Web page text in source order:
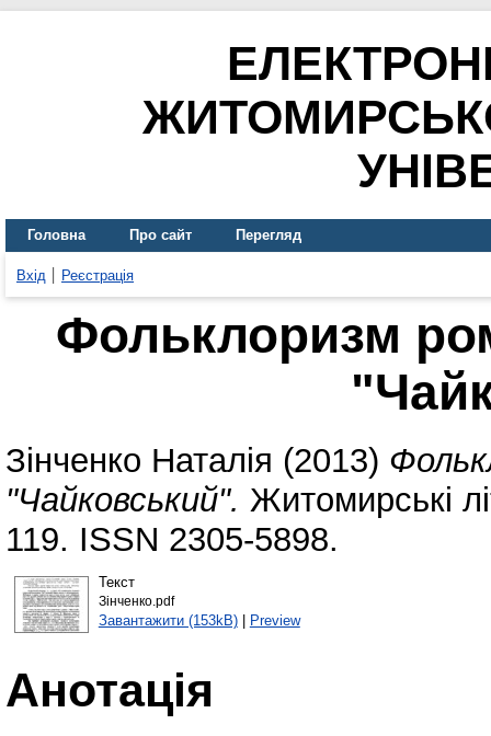
Головна Про сайт Перегляд
Вхід Реєстрація
Фольклоризм
Зінченко Наталія (2013)
"Чайковський". Житомирські
119. ISSN 2305-5898.
Текст
Зінченко.pdf
Завантажити (153kB)| Preview
Анотація